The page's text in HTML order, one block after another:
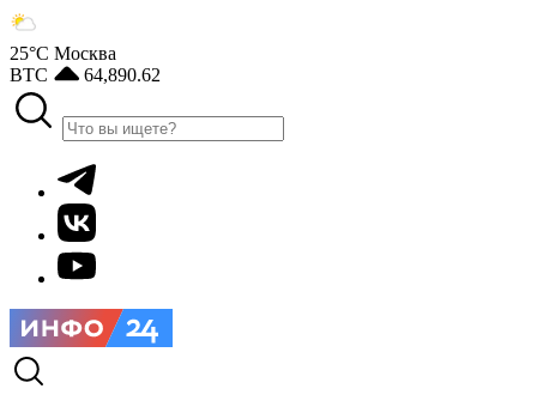
25°С Москва
BTC
64,890.62